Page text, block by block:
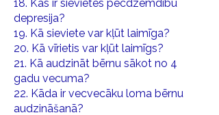
18. Kas ir sievietes pēcdzemdību
depresija?
19. Kā sieviete var kļūt laimīga?
20. Kā vīrietis var kļūt laimīgs?
21. Kā audzināt bērnu sākot no 4
gadu vecuma?
22. Kāda ir vecvecāku loma bērnu
audzināšanā?